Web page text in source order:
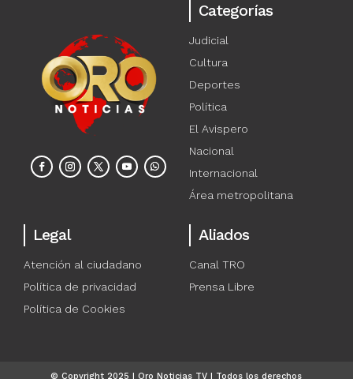
Categorías
Judicial
Cultura
Deportes
Política
El Avispero
Nacional
Internacional
Área metropolitana
Legal
Atención al ciudadano
Política de privacidad
Política de Cookies
Aliados
Canal TRO
Prensa Libre
© Copyright 2025 | Oro Noticias TV | Todos los derechos